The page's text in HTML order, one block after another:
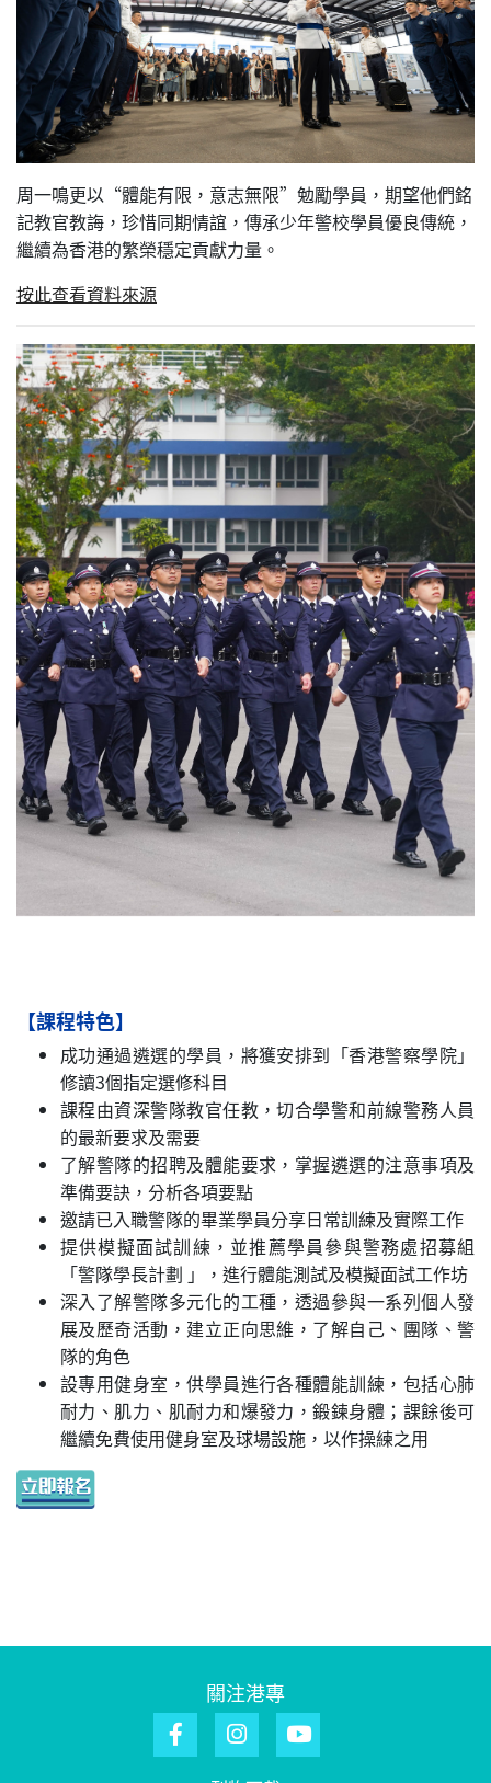
周一鳴更以“體能有限，意志無限”勉勵學員，期望他們銘
記教官教誨，珍惜同期情誼，傳承少年警校學員優良傳統，
繼續為香港的繁榮穩定貢獻力量。
按此查看資料來源
【課程特色】
成功通過遴選的學員，將獲安排到「香港警察學院」
修讀3個指定選修科目
課程由資深警隊教官任教，切合學警和前線警務人員
的最新要求及需要
了解警隊的招聘及體能要求，掌握遴選的注意事項及
準備要訣，分析各項要點
邀請已入職警隊的畢業學員分享日常訓練及實際工作
提供模擬面試訓練，並推薦學員參與警務處招募組
「警隊學長計劃 」，進行體能測試及模擬面試工作坊
深入了解警隊多元化的工種，透過參與一系列個人發
展及歷奇活動，建立正向思維，了解自己、團隊、警
隊的角色
設專用健身室，供學員進行各種體能訓練，包括心肺
耐力、肌力、肌耐力和爆發力，鍛鍊身體；課餘後可
繼續免費使用健身室及球場設施，以作操練之用
關注港專